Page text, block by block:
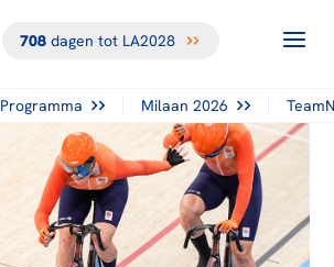
708dagen tot LA2028
Programma Milaan 2026